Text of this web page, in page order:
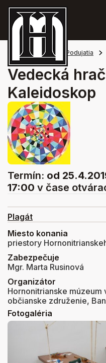
Hlavná stránka Podujatia
Vedecká
Kaleidoskop
Termín: od
17:00 v čase
Plagát
Miesto konania
priestory
Zabezpečuje
Mgr. Marta Rusinová
Organizátor
Hornonitrianske
občianske združenie,
Fotogaléria